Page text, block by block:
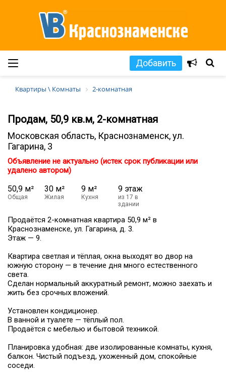
Добавить
Квартиры \ Комнаты 2-комнатная
Продам, 50,9 кв.м, 2-комнатная
Московская область, Краснознаменск, ул.
Гагарина, 3
Объявление не актуально (истек срок публикации или
удалено автором)
50,9 м²
Общая
30 м²
Жилая
9 м²
Кухня
9 этаж
из 17 в
здании
Продаётся 2-комнатная квартира 50,9 м² в
Краснознаменске, ул. Гагарина, д. 3.
Этаж — 9.
Квартира светлая и тёплая, окна выходят во двор на
южную сторону — в течение дня много естественного
света.
Сделан нормальный аккуратный ремонт, можно заехать и
жить без срочных вложений.
Установлен кондиционер.
В ванной и туалете — тёплый пол.
Продаётся с мебелью и бытовой техникой.
Планировка удобная: две изолированные комнаты, кухня,
балкон. Чистый подъезд, ухоженный дом, спокойные
соседи.